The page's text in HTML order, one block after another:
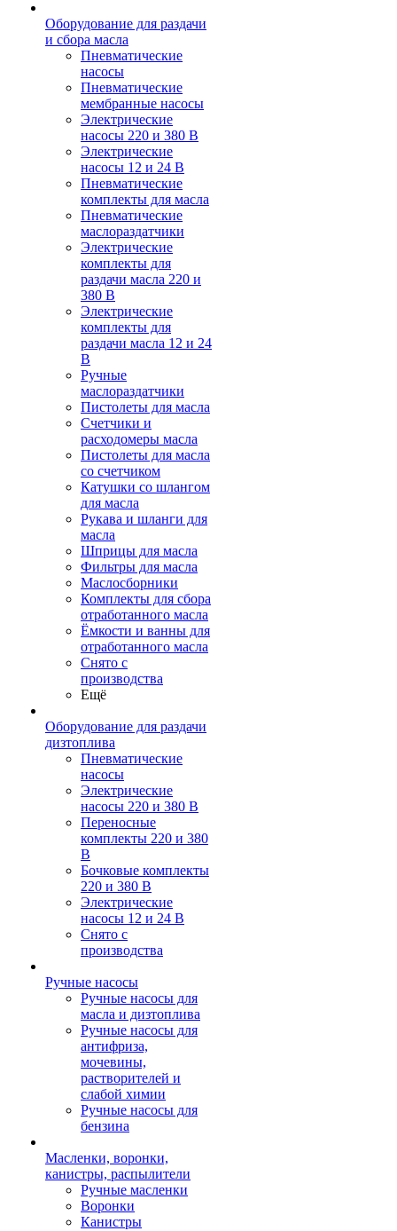
Оборудование для раздачи
и сбора масла
Пневматические
насосы
Пневматические
мембранные насосы
Электрические
насосы 220 и 380 В
Электрические
насосы 12 и 24 В
Пневматические
комплекты для масла
Пневматические
маслораздатчики
Электрические
комплекты для
раздачи масла 220 и
380 В
Электрические
комплекты для
раздачи масла 12 и 24
В
Ручные
маслораздатчики
Пистолеты для масла
Счетчики и
расходомеры масла
Пистолеты для масла
со счетчиком
Катушки со шлангом
для масла
Рукава и шланги для
масла
Шприцы для масла
Фильтры для масла
Маслосборники
Комплекты для сбора
отработанного масла
Ёмкости и ванны для
отработанного масла
Снято с
производства
Ещё
Оборудование для раздачи
дизтоплива
Пневматические
насосы
Электрические
насосы 220 и 380 В
Переносные
комплекты 220 и 380
В
Бочковые комплекты
220 и 380 В
Электрические
насосы 12 и 24 В
Снято с
производства
Ручные насосы
Ручные насосы для
масла и дизтоплива
Ручные насосы для
антифриза,
мочевины,
растворителей и
слабой химии
Ручные насосы для
бензина
Масленки, воронки,
канистры, распылители
Ручные масленки
Воронки
Канистры